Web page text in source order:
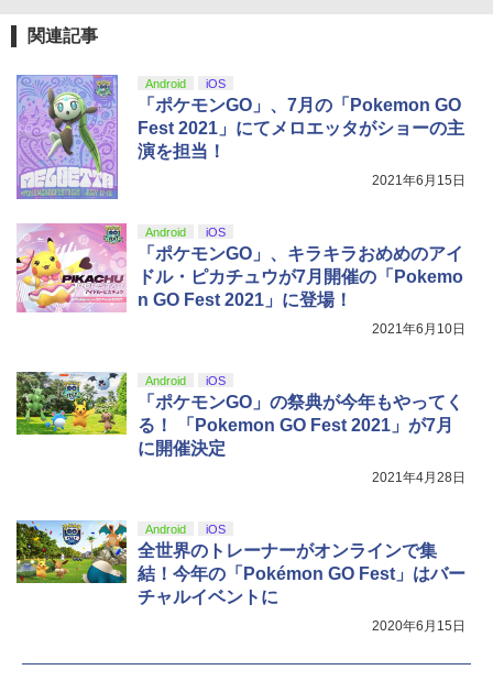
5
ニンテンドープリペイド番号 5000円|オ
ンラインコード版
￥5,000
5
【純正品】DualSense ワイヤレスコン
トローラー(CFI-ZCT2J)
￥10,737
マスター TH8S シフター - PC、PS4、P
S5、PS5 Pro、Xbox One、Xbox Serie
s X|S 対応の高精度 H パターン シフター
￥14,141
4
￥8,698
5
【Amazon.co.jp限定】劇場版モノノ怪
巾着＋メーカー特典:【坤と離】二振りの
剣、十翼より来たる！スタジオ描き下ろ
しイラストボード付) [DVD]
￥8,800
関連記事
Android iOS
「ポケモンGO」、7月の「Pokemon GO
Fest 2021」にてメロエッタがショーの主
演を担当！
2021年6月15日
Android iOS
「ポケモンGO」、キラキラおめめのアイ
ドル・ピカチュウが7月開催の「Pokemo
n GO Fest 2021」に登場！
2021年6月10日
Android iOS
「ポケモンGO」の祭典が今年もやってく
る！ 「Pokemon GO Fest 2021」が7月
に開催決定
2021年4月28日
Android iOS
全世界のトレーナーがオンラインで集
結！今年の「Pokémon GO Fest」はバー
チャルイベントに
2020年6月15日